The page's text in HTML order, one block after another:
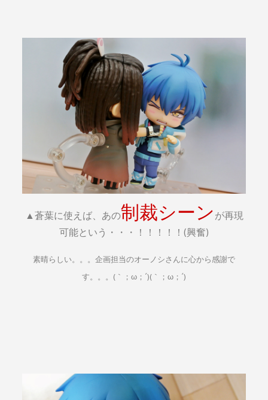
▲蒼葉に使えば、あの制裁シーン が再現
可能という・・・！！！！！(興奮)
素晴らしい。。。企画担当のオーノシさんに心から感謝で
す。。。(｀；ω；´)(｀；ω；´)